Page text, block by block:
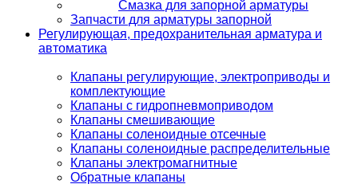
Смазка для запорной арматуры
Запчасти для арматуры запорной
Регулирующая, предохранительная арматура и
автоматика
Клапаны регулирующие, электроприводы и
комплектующие
Клапаны с гидропневмоприводом
Клапаны смешивающие
Клапаны соленоидные отсечные
Клапаны соленоидные распределительные
Клапаны электромагнитные
Обратные клапаны